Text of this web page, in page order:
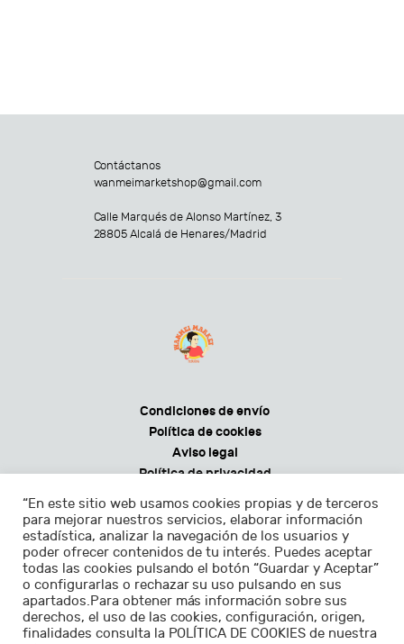
Contáctanos
wanmeimarketshop@gmail.com
Calle Marqués de Alonso Martínez, 3
28805 Alcalá de Henares/Madrid
Condiciones de envío
Política de cookies
Aviso legal
Política de privacidad
Horarios:
Lunes - sábados de 9.30 a 22.30h
“En este sitio web usamos cookies propias y de terceros
para mejorar nuestros servicios, elaborar información
estadística, analizar la navegación de los usuarios y
poder ofrecer contenidos de tu interés. Puedes aceptar
todas las cookies pulsando el botón “Guardar y Aceptar”
o configurarlas o rechazar su uso pulsando en sus
apartados.Para obtener más información sobre sus
derechos, el uso de las cookies, configuración, origen,
finalidades consulta la POLÍTICA DE COOKIES de nuestra